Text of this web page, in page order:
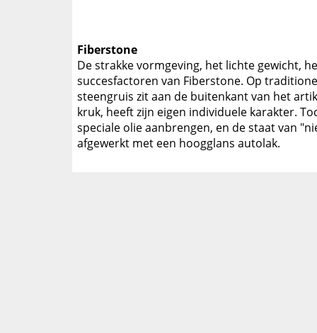
Fiberstone
De strakke vormgeving, het lichte gewicht,
succesfactoren van Fiberstone. Op
steengruis zit aan de buitenkant van het
kruk, heeft zijn eigen individuele karakter.
speciale olie aanbrengen, en de staat van
afgewerkt met een hoogglans autolak.